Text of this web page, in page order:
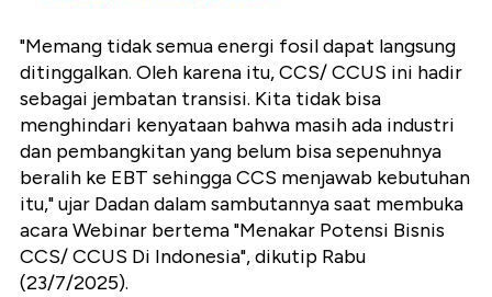
"Memang tidak semua energi fosil dapat langsung
ditinggalkan. Oleh karena itu, CCS/ CCUS ini hadir
sebagai jembatan transisi. Kita tidak bisa
menghindari kenyataan bahwa masih ada industri
dan pembangkitan yang belum bisa sepenuhnya
beralih ke EBT sehingga CCS menjawab kebutuhan
itu," ujar Dadan dalam sambutannya saat membuka
acara Webinar bertema "Menakar Potensi Bisnis
CCS/ CCUS Di Indonesia", dikutip Rabu
(23/7/2025).